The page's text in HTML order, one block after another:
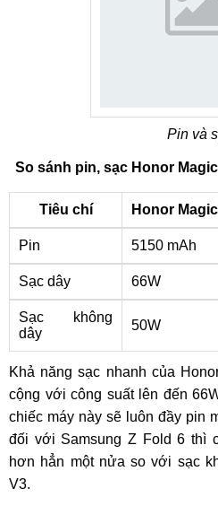
Pin và
So sánh pin, sạc Honor
Tiêu chí Honor
Pin 5150 mAh
Sạc dây 66W
Sạc không
dây
50W
Khả năng sạc nhanh của
cộng với công suất lên đến
chiếc máy này sẽ luôn đầy pin
đối với Samsung Z Fold 6 thì
hơn hẳn một nửa so với sạc
V3.